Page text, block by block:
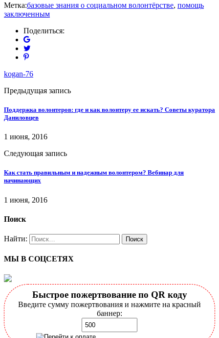
Метка:базовые знания о социальном волонтёрстве, помощь
заключенным
Поделиться:
kogan-76
Предыдущая запись
Поддержка волонтеров: где и как волонтеру ее искать? Советы куратора
Даниловцев
1 июня, 2016
Следующая запись
Как стать правильным и надежным волонтером? Вебинар для
начинающих
1 июня, 2016
Поиск
Найти:
МЫ В СОЦСЕТЯХ
Быстрое пожертвование по QR коду
Введите сумму пожертвования и нажмите на красный
баннер: